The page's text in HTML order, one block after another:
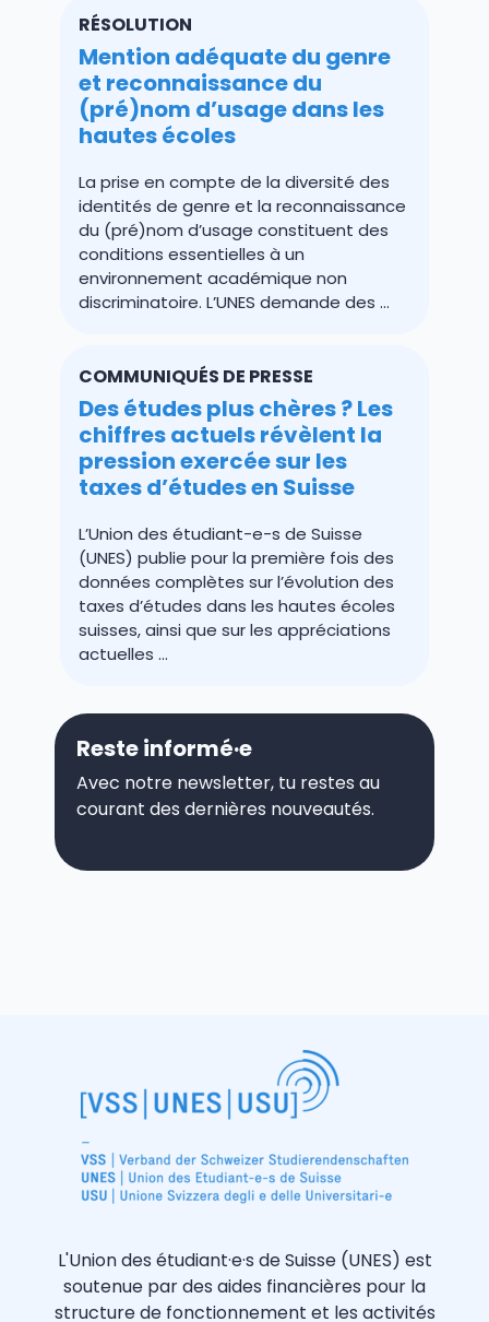
RÉSOLUTION
Mention adéquate du genre
et reconnaissance du
(pré)nom d’usage dans les
hautes écoles
La prise en compte de la diversité des
identités de genre et la reconnaissance
du (pré)nom d’usage constituent des
conditions essentielles à un
environnement académique non
discriminatoire. L’UNES demande des ...
COMMUNIQUÉS DE PRESSE
Des études plus chères ? Les
chiffres actuels révèlent la
pression exercée sur les
taxes d’études en Suisse
L’Union des étudiant-e-s de Suisse
(UNES) publie pour la première fois des
données complètes sur l’évolution des
taxes d’études dans les hautes écoles
suisses, ainsi que sur les appréciations
actuelles ...
Reste informé·e
Avec notre newsletter, tu restes au
courant des dernières nouveautés.
L'Union des étudiant·e·s de Suisse (UNES) est
soutenue par des aides financières pour la
structure de fonctionnement et les activités